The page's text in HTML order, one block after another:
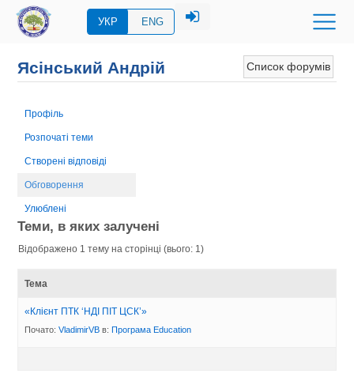
УКР ENG
Список форумів
Ясінський Андрій
Профіль
Розпочаті теми
Створені відповіді
Обговорення
Улюблені
Теми, в яких залучені
Відображено 1 тему на сторінці (вього: 1)
Тема
«Клієнт ПТК ‘НДІ ПІТ ЦСК’»
Почато:VladimirVB в:Програма Eduсation